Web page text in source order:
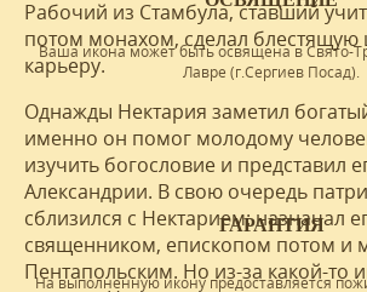
Ваша икона может быть освящена в Свято-
Лавре (г.Сергиев Посад).
ГАРАНТИЯ
На выполненную икону предоставляется
Рабочий из Стамбула, ставший
потом монахом, сделал блестящую
карьеру.
Однажды Нектария заметил
именно он помог молодому
изучить богословие и представил
Александрии. В свою очередь
сблизился с Нектарием: назначал
священником, епископом потом и
Пентапольским. Но из-за какой-то